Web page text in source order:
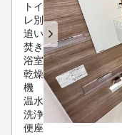
トイ
レ別
追い
焚き
浴室
乾燥
機
温水
洗浄
便座